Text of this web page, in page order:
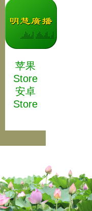
苹果
Store
安卓
Store